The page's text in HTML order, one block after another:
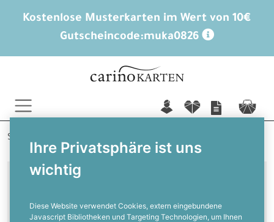
Kostenlose Musterkarten im Wert von 10€
Gutscheincode:muka0826
Ihre Privatsphäre ist uns
wichtig
Diese Website verwendet Cookies, extern eingebundene
Javascript Bibliotheken und Targeting Technologien, um Ihnen
n f c
Startseite
Geburtskarten für Mädchen